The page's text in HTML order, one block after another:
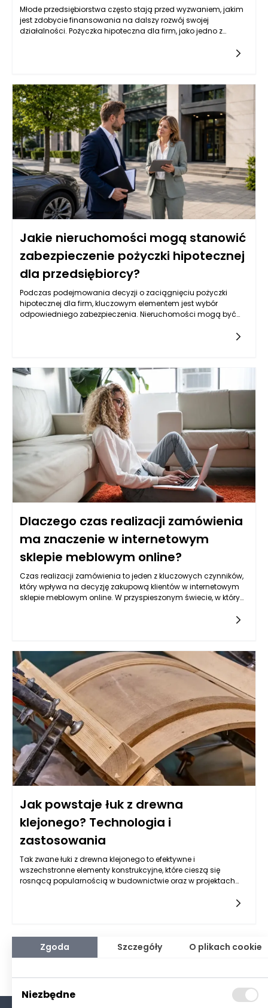
Młode przedsiębiorstwa często stają przed wyzwaniem, jakim
jest zdobycie finansowania na dalszy rozwój swojej
działalności. Pożyczka hipoteczna dla firm, jako jedno z
powinni zatem zrozumieć, jakie czynniki wpływają na decyzję
banków i instytucji pożyczkowych w kontekście udzielania
pożyczek hipotecznych.
Jakie nieruchomości mogą stanowić
zabezpieczenie pożyczki hipotecznej
dla przedsiębiorcy?
Podczas podejmowania decyzji o zaciągnięciu pożyczki
hipotecznej dla firm, kluczowym elementem jest wybór
odpowiedniego zabezpieczenia. Nieruchomości mogą być
wykorzystywania w kontekście uzyskiwania pożyczek.
Kluczowym czynnikiem jest ich wartość rynkowa,
przyszłościowe możliwości zysku oraz rodzaj biznesu, który
przedsiębiorca prowadzi.
Dlaczego czas realizacji zamówienia
ma znaczenie w internetowym
sklepie meblowym online?
Czas realizacji zamówienia to jeden z kluczowych czynników,
który wpływa na decyzję zakupową klientów w internetowym
sklepie meblowym online. W przyspieszonym świecie, w którym
zakupów. Dlatego, zwłaszcza w przypadku mebli, które często
klient zdecyduje się na zakupy właśnie w danym sklepie.
Klienci, którzy nas kupują, zazwyczaj planują zakupy z
wyprzedzeniem, więc czas realizacji zamówienia staje się dla
nich istotnym elementem w całym procesie zakupowym.
Jak powstaje łuk z drewna
klejonego? Technologia i
zastosowania
Tak zwane łuki z drewna klejonego to efektywne i
wszechstronne elementy konstrukcyjne, które cieszą się
rosnącą popularnością w budownictwie oraz w projektach
klejonego jest firma Richd Anders Polska, która dostarcza
materiałów o wysokiej jakości, co ma kluczowe znaczenie dla
trwałości oraz estetyki finalnych produktów. Wybór
muszą znosić duże obciążenia oraz zmiany warunków
atmosferycznych. Drewno klejone, w porównaniu do
tradycyjnego, wyróżnia się większą jednorodnością, co
Zgoda Szczegóły O plikach cookie
Niezbędne